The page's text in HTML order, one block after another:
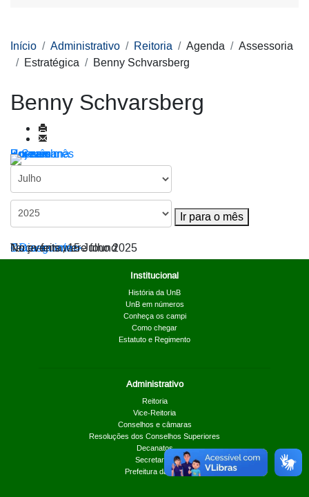
Início Administrativo Reitoria Agenda
Assessoria
Estratégica
Benny Schvarsberg
Benny Schvarsberg
Por ano
Por mês
Por semana
Hoje
Ir para o mês
Ir para o mês
< Dia anterior
Terça-feira, 15 Julho 2025
Dia seguinte >
No events were found
Institucional
História da UnB
UnB em números
Conheça os campi
Como chegar
Estatuto e Regimento
Administrativo
Reitoria
Vice-Reitoria
Conselhos e câmaras
Resoluções dos Conselhos Superiores
Decanatos
Secretarias
Prefeitura da UnB